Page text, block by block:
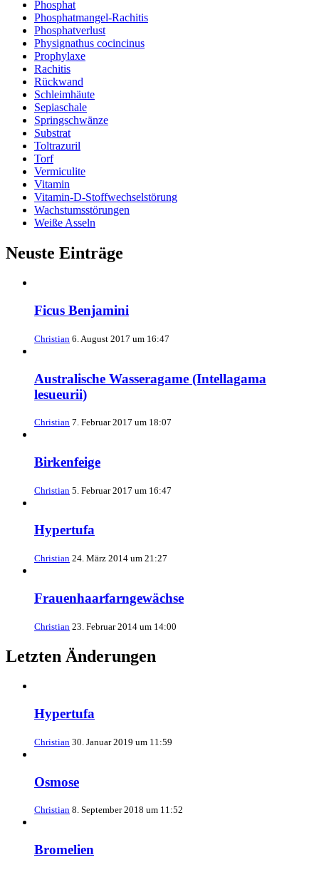
Phosphat
Phosphatmangel-Rachitis
Phosphatverlust
Physignathus cocincinus
Prophylaxe
Rachitis
Rückwand
Schleimhäute
Sepiaschale
Springschwänze
Substrat
Toltrazuril
Torf
Vermiculite
Vitamin
Vitamin-D-Stoffwechselstörung
Wachstumsstörungen
Weiße Asseln
Neuste Einträge
Ficus Benjamini
Christian 6. August 2017 um 16:47
Australische Wasseragame (Intellagama
lesueurii)
Christian 7. Februar 2017 um 18:07
Birkenfeige
Christian 5. Februar 2017 um 16:47
Hypertufa
Christian 24. März 2014 um 21:27
Frauenhaarfarngewächse
Christian 23. Februar 2014 um 14:00
Letzten Änderungen
Hypertufa
Christian 30. Januar 2019 um 11:59
Osmose
Christian 8. September 2018 um 11:52
Bromelien